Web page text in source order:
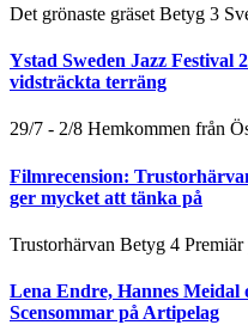
Det grönaste gräset Betyg 3
Ystad Sweden Jazz Festival
vidsträckta terräng
29/7 - 2/8 Hemkommen från
Filmrecension:
ger mycket att tänka på
Trustorhärvan Betyg 4
Lena Endre, Hannes Meidal
Scensommar på Artipelag